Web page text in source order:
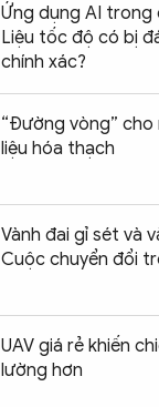
Ứng dụng AI trong
Liệu tốc độ có bị
chính xác?
“Đường vòng”
liệu hóa thạch
Vành đai gỉ sét và
Cuộc chuyển đổi
UAV giá rẻ khiến
lường hơn